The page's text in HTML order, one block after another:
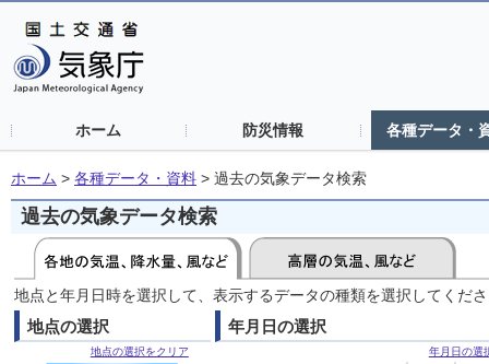
ホーム 防災情報 各種データ・
ホーム > 各種データ・資料 > 過去の気象データ検索
過去の気象データ検索
地点と年月日時を選択して、表示するデータの種類を選択してくだ
地点の選択
地点の選択をクリア
年月日の選択
年月日の選